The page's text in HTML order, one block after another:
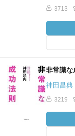
3713
非常識な
神田昌典
3219